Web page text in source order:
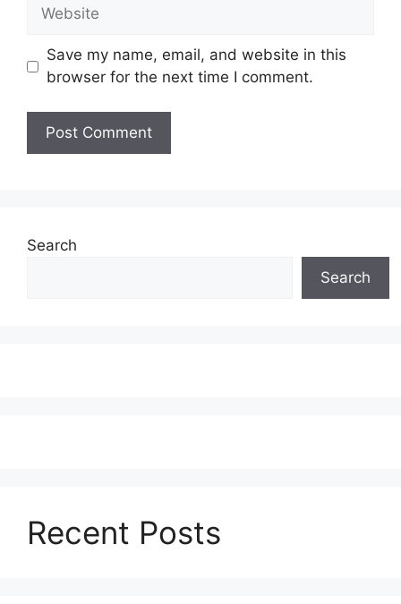
Save my name, email, and website in this
browser for the next time I comment.
Search
Search
Recent Posts